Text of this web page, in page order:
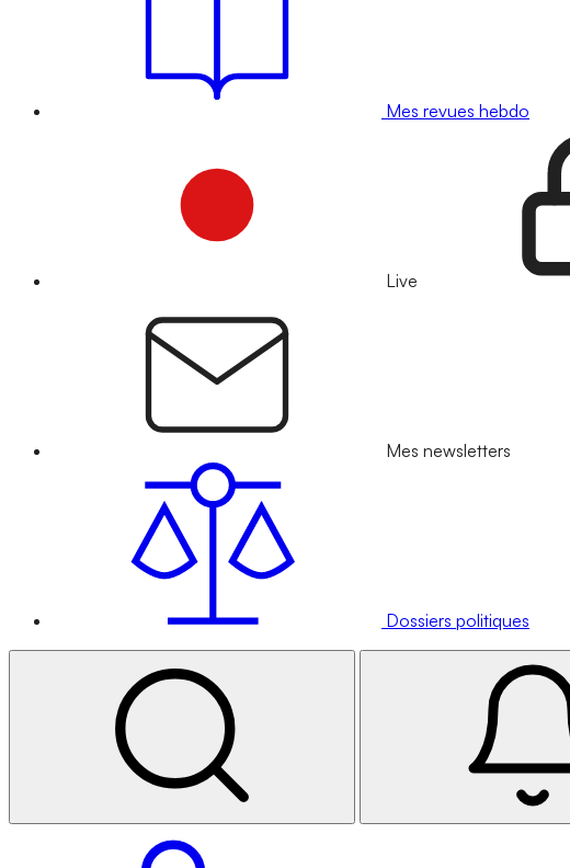
Mes revues hebdo
Live
Mes newsletters
Dossiers politiques